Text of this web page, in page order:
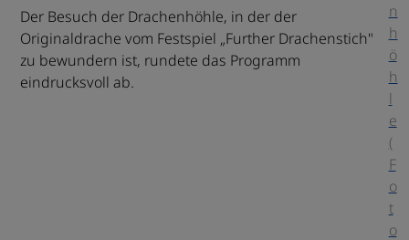
Der Besuch der Drachenhöhle, in der der
Originaldrache vom Festspiel „Further Drachenstich"
zu bewundern ist, rundete das Programm
eindrucksvoll ab.
n
h
ö
h
l
e
(
F
o
t
o